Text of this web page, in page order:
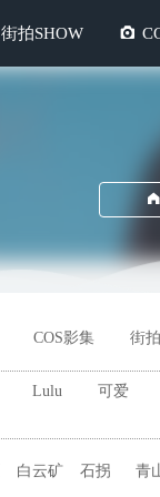
街拍SHOW
COS影集 街
Lulu 可爱
白云矿 石拐 青